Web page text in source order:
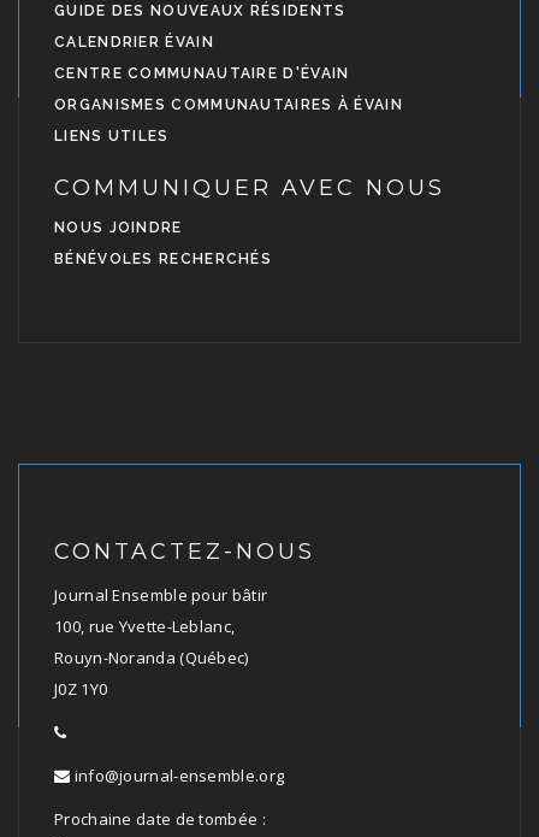
GUIDE DES NOUVEAUX RÉSIDENTS
CALENDRIER ÉVAIN
CENTRE COMMUNAUTAIRE D'ÉVAIN
ORGANISMES COMMUNAUTAIRES À ÉVAIN
LIENS UTILES
COMMUNIQUER AVEC NOUS
NOUS JOINDRE
BÉNÉVOLES RECHERCHÉS
CONTACTEZ-NOUS
Journal Ensemble pour bâtir
100, rue Yvette-Leblanc,
Rouyn-Noranda (Québec)
J0Z 1Y0
info@journal-ensemble.org
Prochaine date de tombée :